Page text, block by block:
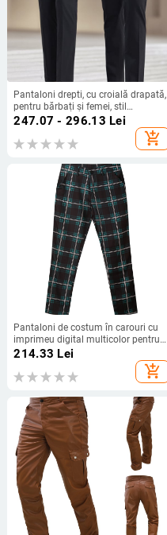
Pantaloni drepti, cu croială drapată,
pentru bărbați și femei, stil
business-casual, elastici, lungime
247.07 - 296.13 Lei
add_shopping_cart
Pantaloni de costum în carouri cu
imprimeu digital multicolor pentru
bărbați la modă
214.33 Lei
add_shopping_cart